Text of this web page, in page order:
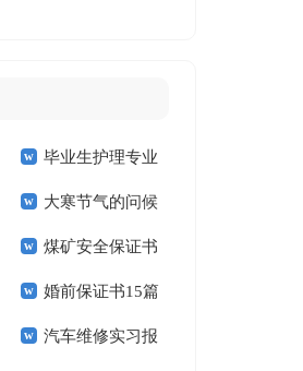
毕业生护理专业
求职信精选15篇
大寒节气的问候
祝福语煤矿安全保证书
(15篇)婚前保证书15篇
汽车维修实习报